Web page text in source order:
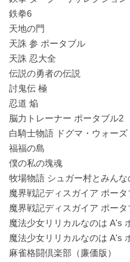
鉄拳6
天地の門
天誅 参 ポータブル
天誅 忍大全
伝説の勇者の伝説
討鬼伝 極
忍道 焔
脳力トレーナー ポータブル2
白騎士物語 ドグマ・ウォーズ
福福の島
僕の私の塊魂
牧場物語 シュガー村とみんな
魔界戦記ディスガイア ポータ
魔界戦記ディスガイア ポータ
魔法少女リリカルなのは A's
魔法少女リリカルなのは A's
麻雀格闘倶楽部（廉価版）